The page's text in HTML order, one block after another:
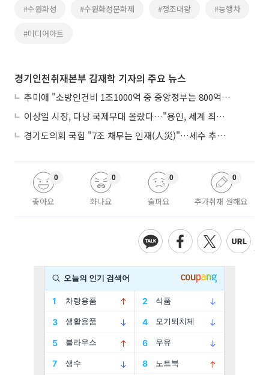
#수원화성 #수원화성문화제 #정조대왕 #능행차
#미디어아트
경기인천취재본부 김재학 기자의 주요 뉴스
추미애 "소방인건비 1조1000억 중 중앙정부는 800억뿐"
이상일 시장, 다낭 국제무대 올랐다…"용인, 세계 최대 반도체 도시 된다"
경기도의회 국힘 "7조 채무는 인재(人災)"…세수 추계 조작 의혹 제기
좋아요
0
화나요
0
슬퍼요
0
추가취재 원해요
0